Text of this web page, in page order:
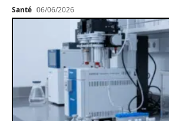
Santé 06/06/2026